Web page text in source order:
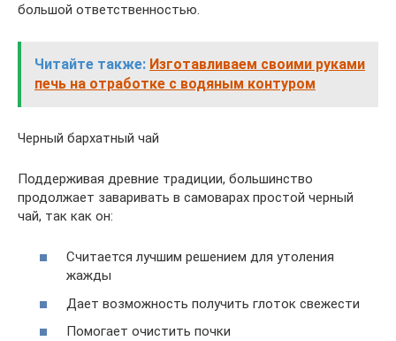
большой ответственностью.
Читайте также: Изготавливаем своими руками
печь на отработке с водяным контуром
Черный бархатный чай
Поддерживая древние традиции, большинство
продолжает заваривать в самоварах простой черный
чай, так как он:
Считается лучшим решением для утоления
жажды
Дает возможность получить глоток свежести
Помогает очистить почки